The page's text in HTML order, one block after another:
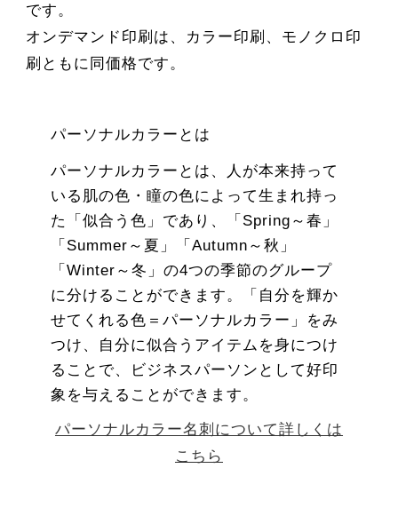
です。
オンデマンド印刷は、カラー印刷、モノクロ印
刷ともに同価格です。
パーソナルカラーとは
パーソナルカラーとは、人が本来持って
いる肌の色・瞳の色によって生まれ持っ
た「似合う色」であり、「Spring～春」
「Summer～夏」「Autumn～秋」
「Winter～冬」の4つの季節のグループ
に分けることができます。「自分を輝か
せてくれる色＝パーソナルカラー」をみ
つけ、自分に似合うアイテムを身につけ
ることで、ビジネスパーソンとして好印
象を与えることができます。
パーソナルカラー名刺について詳しくは
こちら